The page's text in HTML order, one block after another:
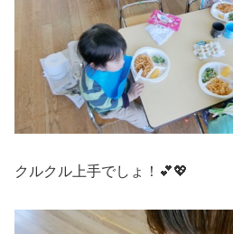
クルクル上手でしょ！💕💖